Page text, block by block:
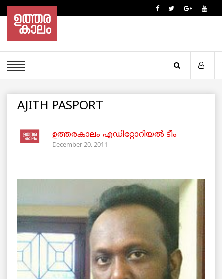
AJITH PASPORT
ഉത്തരകാലം എഡിറ്റോറിയല്‍ ടീം
December 20, 2011